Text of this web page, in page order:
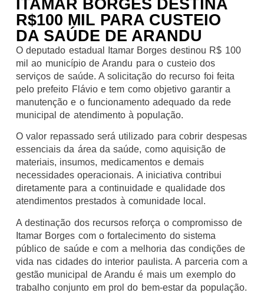
ITAMAR BORGES DESTINA
R$100 MIL PARA CUSTEIO
DA SAÚDE DE ARANDU
O deputado estadual Itamar Borges destinou R$ 100
mil ao município de Arandu para o custeio dos
serviços de saúde. A solicitação do recurso foi feita
pelo prefeito Flávio e tem como objetivo garantir a
manutenção e o funcionamento adequado da rede
municipal de atendimento à população.
O valor repassado será utilizado para cobrir despesas
essenciais da área da saúde, como aquisição de
materiais, insumos, medicamentos e demais
necessidades operacionais. A iniciativa contribui
diretamente para a continuidade e qualidade dos
atendimentos prestados à comunidade local.
A destinação dos recursos reforça o compromisso de
Itamar Borges com o fortalecimento do sistema
público de saúde e com a melhoria das condições de
vida nas cidades do interior paulista. A parceria com a
gestão municipal de Arandu é mais um exemplo do
trabalho conjunto em prol do bem-estar da população.